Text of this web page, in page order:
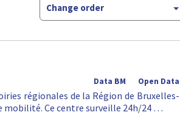
Change order
Open Data
Data BM
régionales de la Région de Bruxelles-
mobilité. Ce centre surveille 24h/24 …